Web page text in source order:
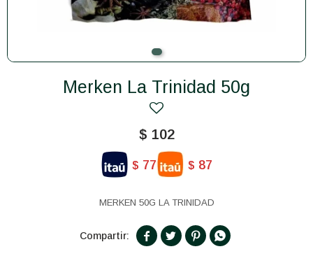
Merken La Trinidad 50g
$ 102
$ 77 $ 87
MERKEN 50G LA TRINIDAD
   